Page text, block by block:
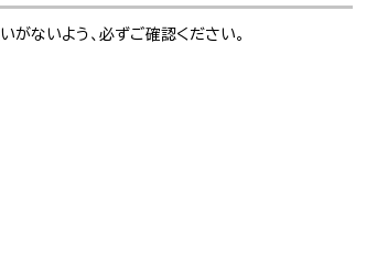
ないよう、必ずご確認ください。